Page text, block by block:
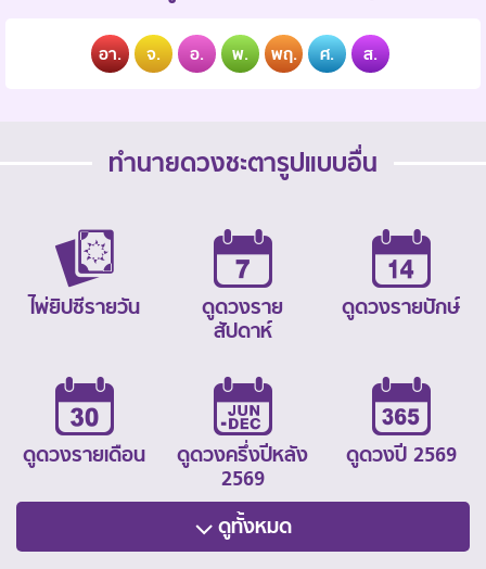
อา. จ. อ. พ. พฤ. ศ. ส.
ทำนายดวงชะตารูปแบบอื่น
ไพ่ยิปซีรายวัน
ดูดวงราย
สัปดาห์
ดูดวงรายปักษ์
ดูดวงรายเดือน
ดูดวงครึ่งปีหลัง
2569
ดูดวงปี 2569
ดูทั้งหมด